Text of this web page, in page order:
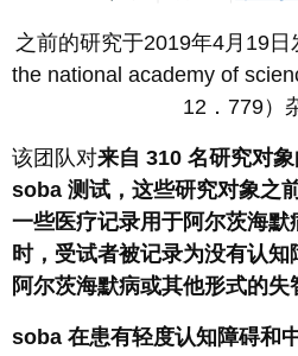
之前的研究于2019年4月19
the national academy of
12．779）
该团队对来自 310 名研究对
soba 测试，这些研究对象之
一些医疗记录用于阿尔茨海
时，受试者被记录为没有认知
阿尔茨海默病或其他形式的失
soba 在患有轻度认知障碍和